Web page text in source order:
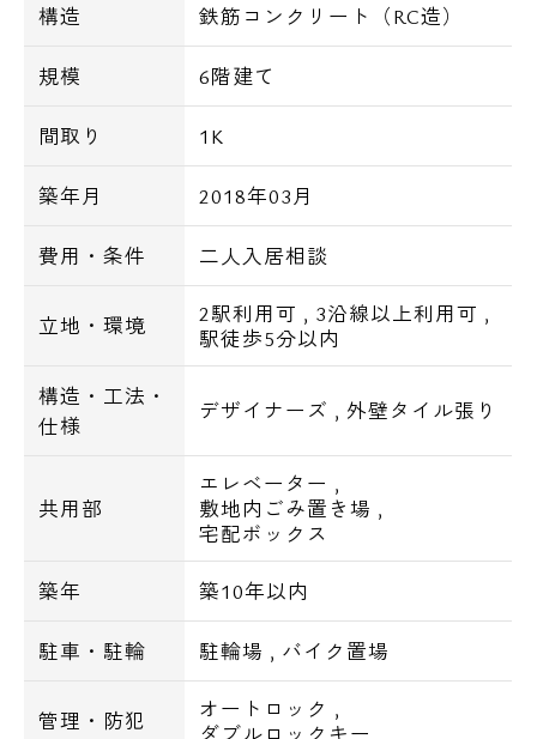
物件名 リージア代々木ウエスト
所在地 東京都渋谷区代々木3-52-2
構造･規模 鉄筋コンクリート造・地上6階建
完成 2018年3月
総戸数 26戸
間取り 1K・2LDK
駐車場 お問い合わせ下さい。
エレベーター
メールボッス
オートロック
TVモニター付インターホン
エアコン
浴室乾燥機
インターネット(無料)
構造 鉄筋コンクリート（RC造）
規模 6階建て
間取り 1K
築年月 2018年03月
費用・条件 二人入居相談
立地・環境 2駅利用可 , 3沿線以上利用可 ,
駅徒歩5分以内
構造・工法・
仕様
デザイナーズ , 外壁タイル張り
共用部
エレベーター ,
敷地内ごみ置き場 ,
宅配ボックス
築年 築10年以内
駐車・駐輪 駐輪場 , バイク置場
管理・防犯 オートロック ,
ダブルロックキー